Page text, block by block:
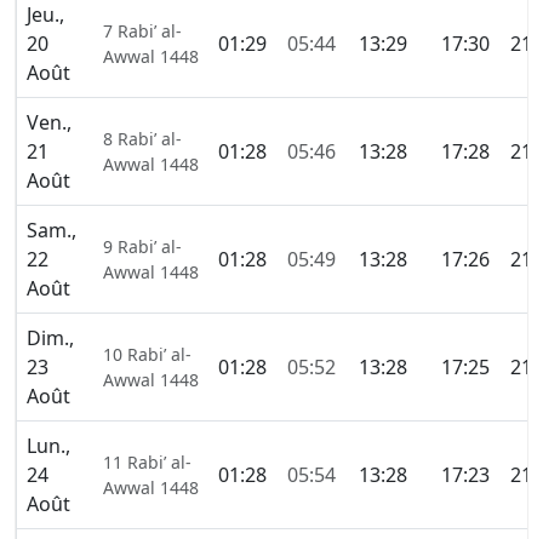
Jeu.,
20
Août
7 Rabi’ al-
Awwal 1448
01:29 05:44 13:29 17:30
Ven.,
21
Août
8 Rabi’ al-
Awwal 1448
01:28 05:46 13:28 17:28
Sam.,
22
Août
9 Rabi’ al-
Awwal 1448
01:28 05:49 13:28 17:26
Dim.,
23
Août
10 Rabi’ al-
Awwal 1448
01:28 05:52 13:28 17:25
Lun.,
24
Août
11 Rabi’ al-
Awwal 1448
01:28 05:54 13:28 17:23